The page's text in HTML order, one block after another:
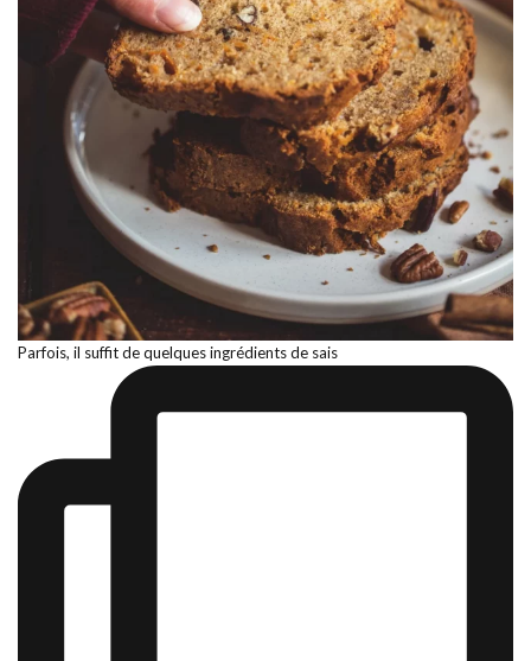
Parfois, il suffit de quelques ingrédients de sais